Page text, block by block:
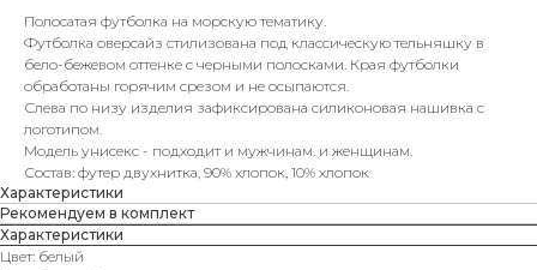
Полосатая футболка на морскую тематику.
Футболка оверсайз стилизована под классическую тельняшку в
бело-бежевом оттенке с черными полосками. Края футболки
обработаны горячим срезом и не осыпаются.
Слева по низу изделия зафиксирована силиконовая нашивка с
логотипом.
Модель унисекс - подходит и мужчинам. и женщинам.
Состав: футер двухнитка, 90% хлопок, 10% хлопок
Характеристики
Рекомендуем в комплект
Характеристики
Цвет: белый